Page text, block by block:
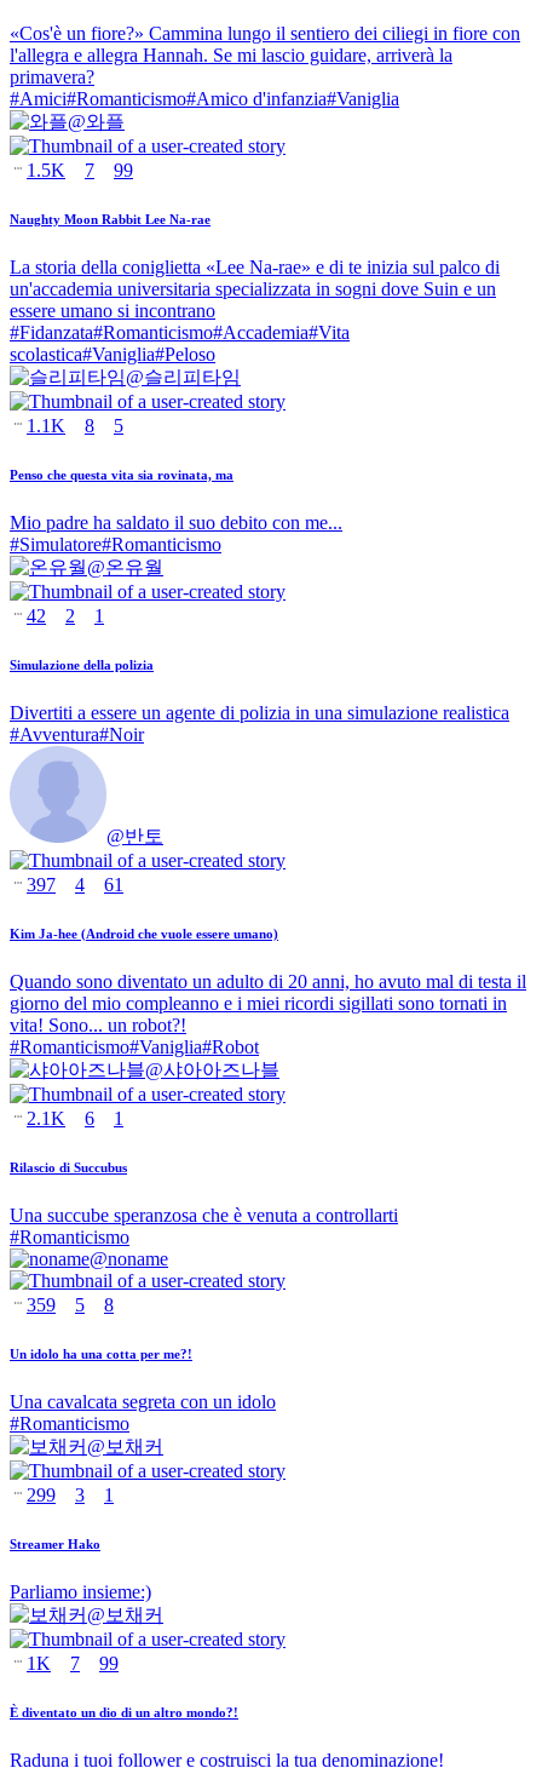
«Cos'è un fiore?» Cammina lungo il sentiero dei ciliegi in fiore con
l'allegra e allegra Hannah. Se mi lascio guidare, arriverà la
primavera?
#Amici#Romanticismo#Amico d'infanzia#Vaniglia
@와플
1.5K 7 99
Naughty Moon Rabbit Lee Na-rae
La storia della coniglietta «Lee Na-rae» e di te inizia sul palco di
un'accademia universitaria specializzata in sogni dove Suin e un
essere umano si incontrano
#Fidanzata#Romanticismo#Accademia#Vita
scolastica#Vaniglia#Peloso
@슬리피타임
1.1K 8 5
Penso che questa vita sia rovinata, ma
Mio padre ha saldato il suo debito con me...
#Simulatore#Romanticismo
@온유월
42 2 1
Simulazione della polizia
Divertiti a essere un agente di polizia in una simulazione realistica
#Avventura#Noir
@반토
397 4 61
Kim Ja-hee (Android che vuole essere umano)
Quando sono diventato un adulto di 20 anni, ho avuto mal di testa il
giorno del mio compleanno e i miei ricordi sigillati sono tornati in
vita! Sono... un robot?!
#Romanticismo#Vaniglia#Robot
@샤아아즈나블
2.1K 6 1
Rilascio di Succubus
Una succube speranzosa che è venuta a controllarti
#Romanticismo
@noname
359 5 8
Un idolo ha una cotta per me?!
Una cavalcata segreta con un idolo
#Romanticismo
@ 보채커
299 3 1
Streamer Hako
Parliamo insieme:)
@ 보채커
1K 7 99
È diventato un dio di un altro mondo?!
Raduna i tuoi follower e costruisci la tua denominazione!